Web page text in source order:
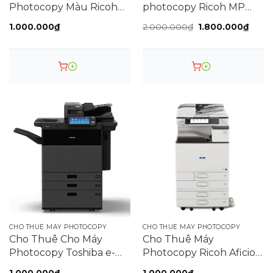
Photocopy Màu Ricoh
1.000.000₫
photocopy Ricoh MP
2.000.000₫ Giá
2.000.000₫.
1.800.000₫Giá
hiện
là:
CHO THUÊ MÁY PHOTOCOPY
Cho Thuê Cho Máy
Photocopy Toshiba e-
CHO THUÊ MÁY PHOTOCOPY
Cho Thuê Máy
Photocopy Ricoh Aficio